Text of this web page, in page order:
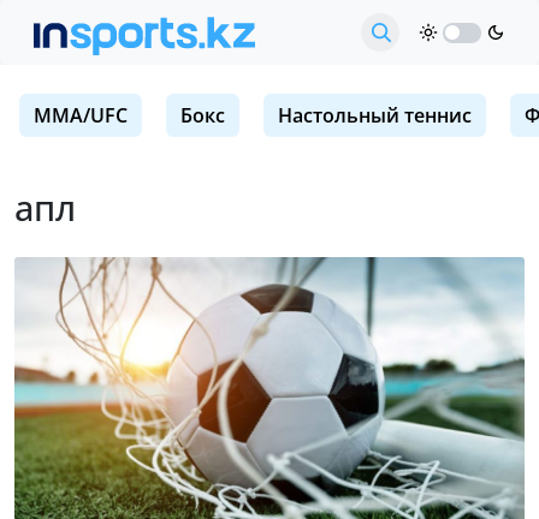
MMA/UFC Бокс Настольный теннис
апл